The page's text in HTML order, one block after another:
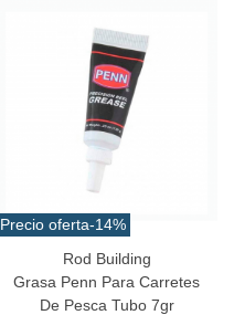
Precio oferta-14%
Rod Building
Grasa Penn Para Carretes
De Pesca Tubo 7gr